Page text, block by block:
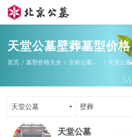
天堂公墓壁葬墓型价格
首页 墓型价格大全 京南公墓墓型 天堂公墓
天堂公墓 壁葬
天堂公墓